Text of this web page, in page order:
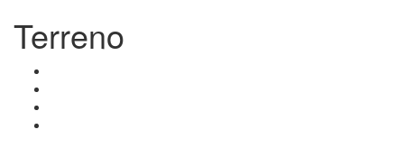
Terreno